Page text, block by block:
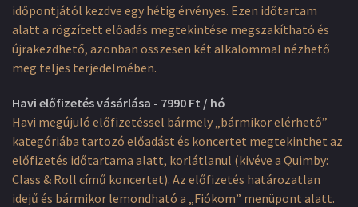
időpontjától kezdve egy hétig érvényes. Ezen időtartam
alatt a rögzített előadás megtekintése megszakítható és
újrakezdhető, azonban összesen két alkalommal nézhető
meg teljes terjedelmében.
Havi előfizetés vásárlása - 7990 Ft / hó
Havi megújuló előfizetéssel bármely „bármikor elérhető”
kategóriába tartozó előadást és koncertet megtekinthet az
előfizetés időtartama alatt, korlátlanul (kivéve a Quimby:
Class & Roll című koncertet). Az előfizetés határozatlan
idejű és bármikor lemondható a „Fiókom” menüpont alatt.